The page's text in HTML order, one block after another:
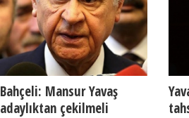
Bahçeli: Mansur Yavaş
adaylıktan çekilmeli